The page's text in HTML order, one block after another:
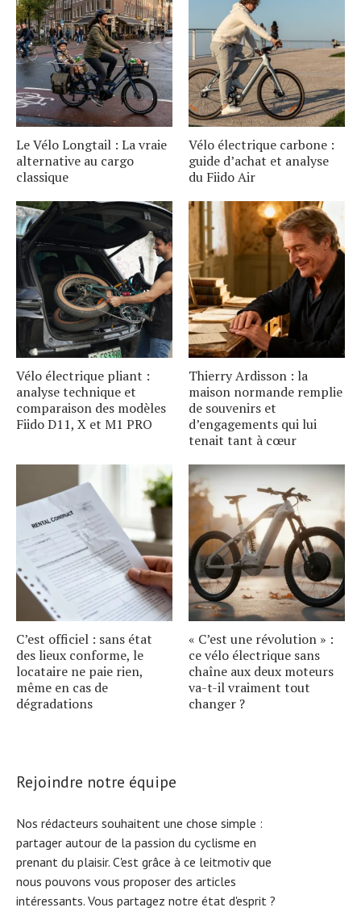
Le Vélo Longtail : La vraie
alternative au cargo
classique
Vélo électrique carbone :
guide d’achat et analyse
du Fiido Air
Vélo électrique pliant :
analyse technique et
comparaison des modèles
Fiido D11, X et M1 PRO
Thierry Ardisson : la
maison normande remplie
de souvenirs et
d’engagements qui lui
tenait tant à cœur
C’est officiel : sans état
des lieux conforme, le
locataire ne paie rien,
même en cas de
dégradations
« C’est une révolution » :
ce vélo électrique sans
chaîne aux deux moteurs
va-t-il vraiment tout
changer ?
Rejoindre notre équipe
Nos rédacteurs souhaitent une chose simple :
partager autour de la passion du cyclisme en
prenant du plaisir. C'est grâce à ce leitmotiv que
nous pouvons vous proposer des articles
intéressants. Vous partagez notre état d'esprit ?